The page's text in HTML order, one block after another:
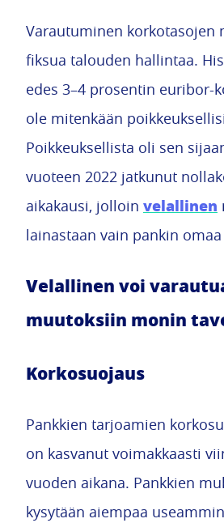
Varautuminen korkotasojen
fiksua talouden hallintaa.
edes 3–4 prosentin euribor-
ole mitenkään
Poikkeuksellista oli sen
vuoteen 2022 jatkunut
aikakausi, jolloin velallinen
lainastaan vain pankin
Velallinen voi
muutoksiin monin
Korkosuojaus
Pankkien tarjoamien
on kasvanut voimakkaasti
vuoden aikana. Pankkien
kysytään aiempaa